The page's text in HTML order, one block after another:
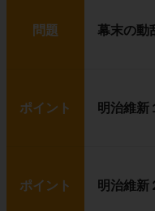
問題 幕末の動
ポイント 明治維新
ポイント 明治維新